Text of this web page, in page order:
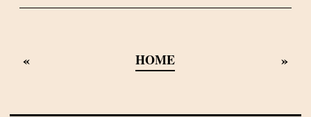
« HOME »